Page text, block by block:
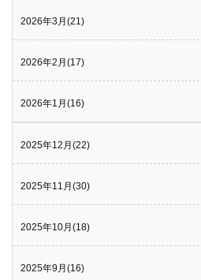
2026年3月(21)
2026年2月(17)
2026年1月(16)
2025年12月(22)
2025年11月(30)
2025年10月(18)
2025年9月(16)